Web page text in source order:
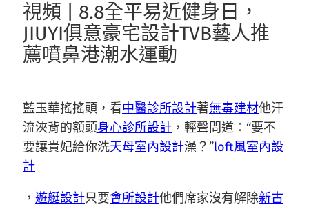
視頻 | 8.8全平易近健身日，
JIUYI俱意豪宅設計TVB藝人推
薦噴鼻港潮水運動
藍玉華搖搖頭，看中醫診所設計著無毒建材他汗
流浹背的額頭身心診所設計 ，輕聲問道：“要不
要讓貴妃給你洗天母室內設計澡？”loft風室內設
計
， 遊艇設計只要會所設計他們席家沒有解除新古